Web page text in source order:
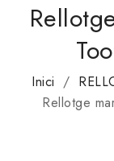
Inici
Rellotge